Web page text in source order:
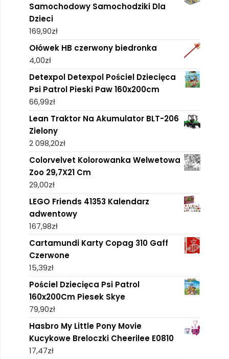
Samochodowy Samochodziki Dla
Dzieci
169,90zł
Ołówek HB czerwony biedronka
4,00zł
Detexpol Detexpol Pościel Dziecięca
Psi Patrol Pieski Paw 160x200cm
66,99zł
Lean Traktor Na Akumulator BLT-206
Zielony
2 098,20zł
Colorvelvet Kolorowanka Welwetowa
Zoo 29,7X21 Cm
29,00zł
LEGO Friends 41353 Kalendarz
adwentowy
167,98zł
Cartamundi Karty Copag 310 Gaff
Czerwone
15,39zł
Pościel Dziecięca Psi Patrol
160x200Cm Piesek Skye
79,90zł
Hasbro My Little Pony Movie
Kucykowe Breloczki Cheerilee E0810
17,47zł